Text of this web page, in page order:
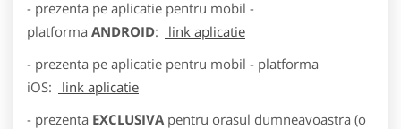
- prezenta pe aplicatie pentru mobil -
platforma ANDROID:
link aplicatie
- prezenta pe aplicatie pentru mobil - platforma
iOS:
link aplicatie
- prezenta EXCLUSIVA pentru orasul dumneavoastra (o